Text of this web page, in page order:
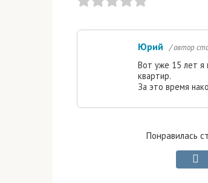
Юрий / автор
Вот уже 15 лет я
квартир.
За это время
Понравилась